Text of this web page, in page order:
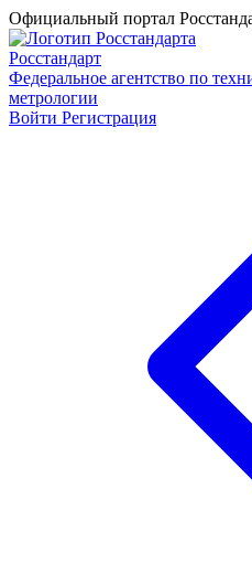
Официальный портал
Росстандарт
Федеральное агентство по
метрологии
Войти Регистрация